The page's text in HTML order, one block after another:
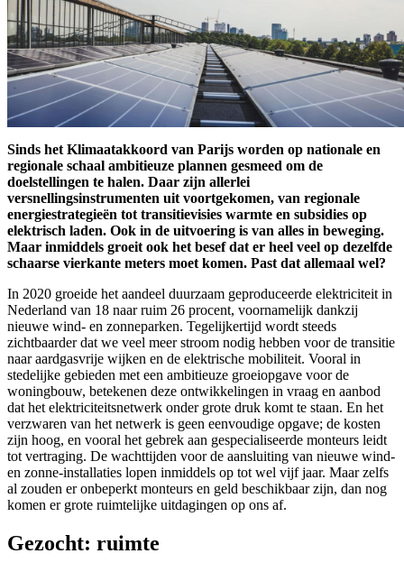
Sinds het Klimaatakkoord van Parijs worden op nationale en
regionale schaal ambitieuze plannen gesmeed om de
doelstellingen te halen. Daar zijn allerlei
versnellingsinstrumenten uit voortgekomen, van regionale
energiestrategieën tot transitievisies warmte en subsidies op
elektrisch laden. Ook in de uitvoering is van alles in beweging.
Maar inmiddels groeit ook het besef dat er heel veel op dezelfde
schaarse vierkante meters moet komen. Past dat allemaal wel?
In 2020 groeide het aandeel duurzaam geproduceerde elektriciteit in
Nederland van 18 naar ruim 26 procent, voornamelijk dankzij
nieuwe wind- en zonneparken. Tegelijkertijd wordt steeds
zichtbaarder dat we veel meer stroom nodig hebben voor de transitie
naar aardgasvrije wijken en de elektrische mobiliteit. Vooral in
stedelijke gebieden met een ambitieuze groeiopgave voor de
woningbouw, betekenen deze ontwikkelingen in vraag en aanbod
dat het elektriciteitsnetwerk onder grote druk komt te staan. En het
verzwaren van het netwerk is geen eenvoudige opgave; de kosten
zijn hoog, en vooral het gebrek aan gespecialiseerde monteurs leidt
tot vertraging. De wachttijden voor de aansluiting van nieuwe wind-
en zonne-installaties lopen inmiddels op tot wel vijf jaar. Maar zelfs
al zouden er onbeperkt monteurs en geld beschikbaar zijn, dan nog
komen er grote ruimtelijke uitdagingen op ons af.
Gezocht: ruimte